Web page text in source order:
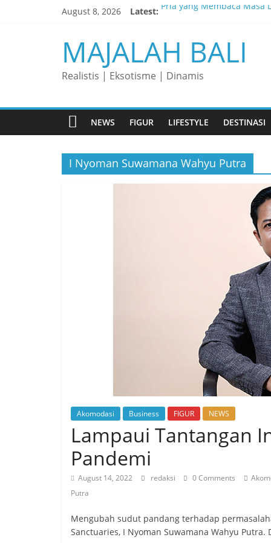
August 8, 2026 Latest: Pria yang Membaca Masa
Lelaki yang Mengubah
Matahari yang Lahir di
Perjalanan Panjang di
MAJALAH BALI
Realistis | Eksotisme | Dinamis
NEWS FIGUR LIFESTYLE DESTINASI
I Nyoman Suwamana Wahyu Putra
Akomodasi Business FIGUR NEWS
Lampaui Tantangan
Pandemi
August 14, 2022 redaksi 0 Comments
Putra
Mengubah sudut pandang terhadap
Sanctuaries, I Nyoman Suwamana Wahyu Putra.